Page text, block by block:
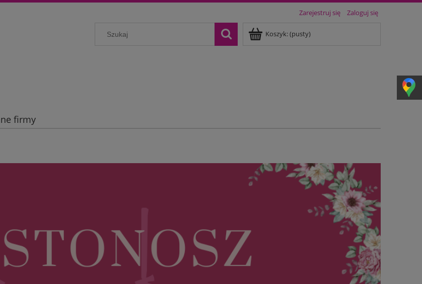
Zarejestruj się Zaloguj się
Koszyk:(pusty)
firmy